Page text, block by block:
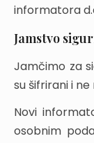
informatora
Jamstvo
Jamčimo za
su šifrirani i
Novi
osobnim